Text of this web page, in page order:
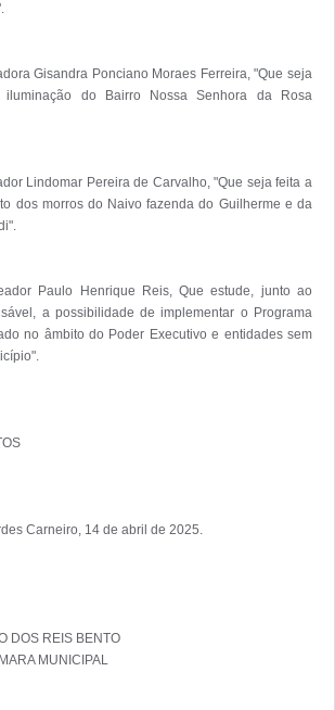
Gisandra Ponciano Moraes Ferreira, "Que seja
do Bairro Nossa Senhora da Rosa
Lindomar Pereira de Carvalho, "Que seja feita a
dos morros do Naivo fazenda do Guilherme e da
Paulo Henrique Reis, Que estude, junto ao
a possibilidade de implementar o Programa
no âmbito do Poder Executivo e entidades sem
Carneiro, 14 de abril de 2025.
DOS REIS BENTO